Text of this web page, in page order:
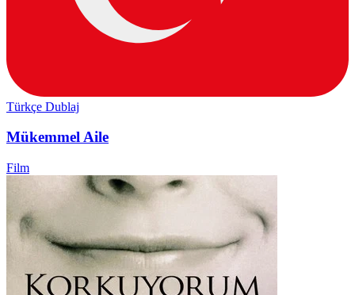
Türkçe Dublaj
Mükemmel Aile
Film